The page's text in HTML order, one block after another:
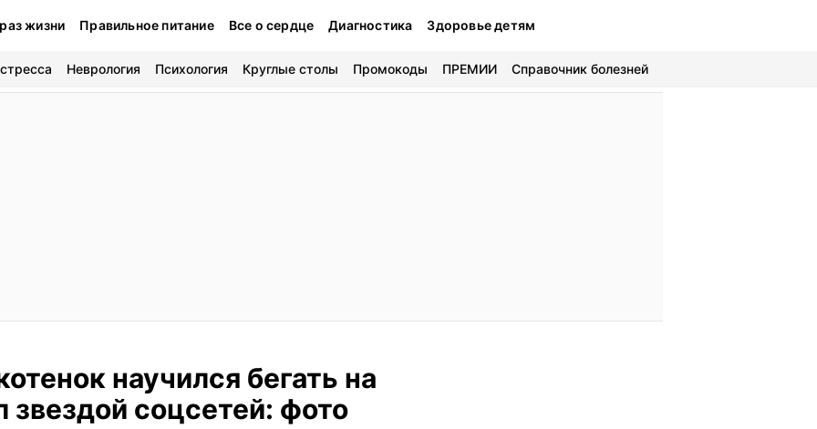
жизни Правильное питание Все о сердце Диагностика Здоровье детям
Неврология Психология Круглые столы Промокоды ПРЕМИИ Справочник болезней
научился бегать на
звездой соцсетей: фото